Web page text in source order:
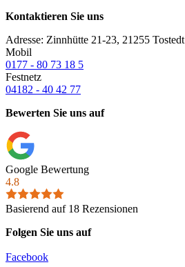
Kontaktieren Sie uns
Adresse: Zinnhütte 21-23, 21255 Tostedt
Mobil
0177 - 80 73 18 5
Festnetz
04182 - 40 42 77
Bewerten Sie uns auf
Google Bewertung
4.8
Basierend auf 18 Rezensionen
Folgen Sie uns auf
Facebook